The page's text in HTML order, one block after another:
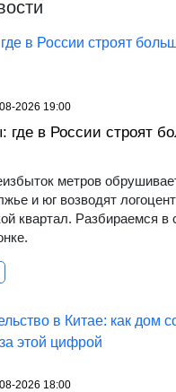
где в России строят
метров
и юг возводят
квартал. Разбираемся в
2026 19:00
2026 18:00